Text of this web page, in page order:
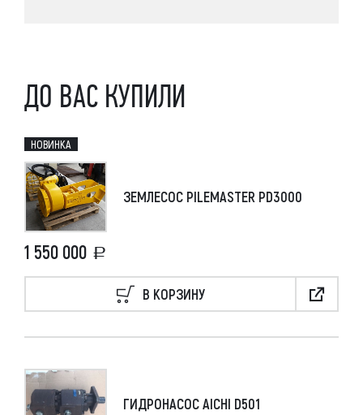
ДО ВАС КУПИЛИ
НОВИНКА
ЗЕМЛЕСОС PILEMASTER PD3000
1 550 000
В КОРЗИНУ
ГИДРОНАСОС AICHI D501